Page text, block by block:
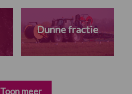
Dunne fractie
Toon meer